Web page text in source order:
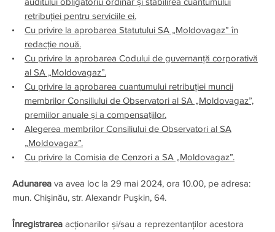
retribuției pentru serviciile ei.
Cu privire la aprobarea Statutului SA „Moldovagaz” în
redacție nouă.
Cu privire la aprobarea Codului de guvernanță corporativă
al SA „Moldovagaz”.
Cu privire la aprobarea cuantumului retribuției muncii
membrilor Consiliului de Observatori al SA „Moldovagaz”,
premiilor anuale și a compensațiilor.
Alegerea membrilor Consiliului de Observatori al SA
„Moldovagaz”.
Cu privire la Comisia de Cenzori a SA „Moldovagaz”.
Adunarea va avea loc la 29 mai 2024, ora 10.00, pe adresa:
mun. Chişinău, str. Alexandr Puşkin, 64.
Înregistrarea acționarilor și/sau a reprezentanților acestora